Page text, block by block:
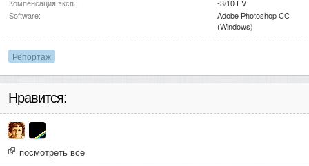
Компенсация эксп.:
-3/10 EV
Software:
Adobe Photoshop CC
(Windows)
Репортаж
Нравится:
посмотреть все